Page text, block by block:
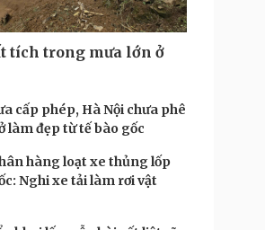
tích trong mưa lớn ở
cấp phép, Hà Nội chưa phê
làm đẹp từ tế bào gốc
hàng loạt xe thủng lốp
Nghi xe tải làm rơi vật